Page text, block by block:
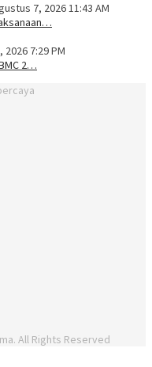
7, 2026 11:43 AM
7:29 PM
2…
All Rights Reserved